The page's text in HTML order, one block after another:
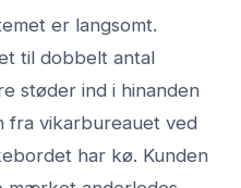
er langsomt.
til dobbelt antal
støder ind i hinanden
fra vikarbureauet ved
har kø. Kunden